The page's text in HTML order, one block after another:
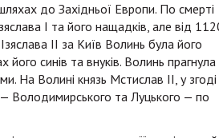
до Західньої Европи. По смерті
І та його нащадків, але від
II за Київ Волинь була його
синів та внуків. Волинь прагнула
На Волині князь Мстислав ІІ, у згоді
Володимирського та Луцького — по